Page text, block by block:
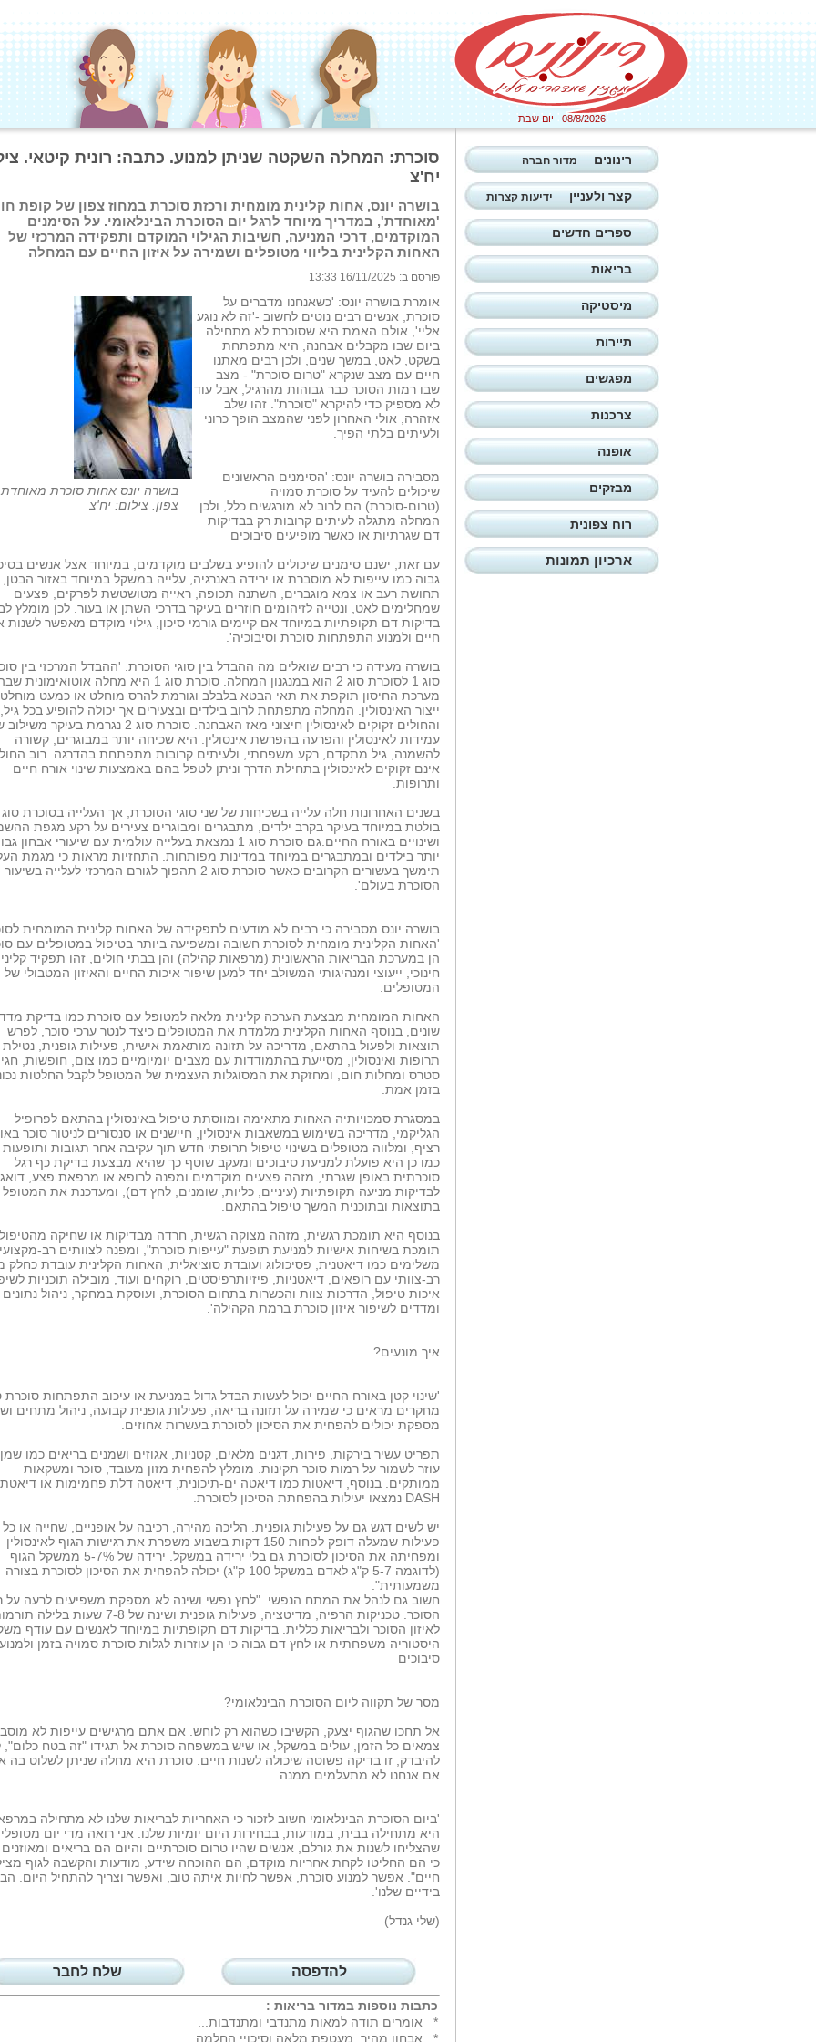
08/8/2026 יום שבת
סוכרת: המחלה השקטה שניתן למנוע. כתבה: רונית קיטאי.
יח'צ
בושרה יונס, אחות קלינית מומחית ורכזת סוכרת במחוז צפון של קופת
'מאוחדת', במדריך מיוחד לרגל יום הסוכרת הבינלאומי. על הסימנים
המוקדמים, דרכי המניעה, חשיבות הגילוי המוקדם ותפקידה המרכזי של
האחות הקלינית בליווי מטופלים ושמירה על איזון החיים עם המחלה
פורסם ב: 16/11/2025 13:33
בושרה יונס אחות סוכרת מאוחדת
צפון. צילום: יח'צ
אומרת בושרה יונס: 'כשאנחנו מדברים על
סוכרת, אנשים רבים נוטים לחשוב -'זה לא נוגע
אליי', אולם האמת היא שסוכרת לא מתחילה
ביום שבו מקבלים אבחנה, היא מתפתחת
בשקט, לאט, במשך שנים, ולכן רבים מאתנו
חיים עם מצב שנקרא "טרום סוכרת" - מצב
שבו רמות הסוכר כבר גבוהות מהרגיל, אבל עוד
לא מספיק כדי להיקרא "סוכרת". זהו שלב
אזהרה, אולי האחרון לפני שהמצב הופך כרוני
ולעיתים בלתי הפיך.
מסבירה בושרה יונס: 'הסימנים הראשונים
שיכולים להעיד על סוכרת סמויה
(טרום-סוכרת) הם לרוב לא מורגשים כלל, ולכן
המחלה מתגלה לעיתים קרובות רק בבדיקות
דם שגרתיות או כאשר מופיעים סיבוכים
עם זאת, ישנם סימנים שיכולים להופיע בשלבים מוקדמים, במיוחד אצל אנשים
גבוה כמו עייפות לא מוסברת או ירידה באנרגיה, עלייה במשקל במיוחד באזור הבטן,
תחושת רעב או צמא מוגברים, השתנה תכופה, ראייה מטושטשת לפרקים, פצעים
שמחלימים לאט, ונטייה לזיהומים חוזרים בעיקר בדרכי השתן או בעור. לכן מומלץ
בדיקות דם תקופתיות במיוחד אם קיימים גורמי סיכון, גילוי מוקדם מאפשר לשנות
חיים ולמנוע התפתחות סוכרת וסיבוכיה'.
בושרה מעידה כי רבים שואלים מה ההבדל בין סוגי הסוכרת. 'ההבדל המרכזי בין
סוג 1 לסוכרת סוג 2 הוא במנגנון המחלה. סוכרת סוג 1 היא מחלה אוטואימונית
מערכת החיסון תוקפת את תאי הבטא בלבלב וגורמת להרס מוחלט או כמעט
ייצור האינסולין. המחלה מתפתחת לרוב בילדים ובצעירים אך יכולה להופיע בכל גיל,
והחולים זקוקים לאינסולין חיצוני מאז האבחנה. סוכרת סוג 2 נגרמת בעיקר
עמידות לאינסולין והפרעה בהפרשת אינסולין. היא שכיחה יותר במבוגרים, קשורה
להשמנה, גיל מתקדם, רקע משפחתי, ולעיתים קרובות מתפתחת בהדרגה. רוב
אינם זקוקים לאינסולין בתחילת הדרך וניתן לטפל בהם באמצעות שינוי אורח חיים
ותרופות.
בולטת במיוחד בעיקר בקרב ילדים, מתבגרים ומבוגרים צעירים על רקע מגפת
ושינויים באורח החיים.גם סוכרת סוג 1 נמצאת בעלייה עולמית עם שיעורי אבחון
יותר בילדים ובמתבגרים במיוחד במדינות מפותחות. התחזיות מראות כי מגמת
תימשך בעשורים הקרובים כאשר סוכרת סוג 2 תהפוך לגורם המרכזי לעלייה בשיעור
הסוכרת בעולם'.
בושרה יונס מסבירה כי רבים לא מודעים לתפקידה של האחות קלינית המומחית
'האחות הקלינית מומחית לסוכרת חשובה ומשפיעה ביותר בטיפול במטופלים עם
הן במערכת הבריאות הראשונית (מרפאות קהילה) והן בבתי חולים, זהו תפקיד קליני,
חינוכי, ייעוצי ומנהיגותי המשולב יחד למען שיפור איכות החיים והאיזון המטבולי של
המטופלים.
האחות המומחית מבצעת הערכה קלינית מלאה למטופל עם סוכרת כמו בדיקת
שונים, בנוסף האחות הקלינית מלמדת את המטופלים כיצד לנטר ערכי סוכר, לפרש
תוצאות ולפעול בהתאם, מדריכה על תזונה מותאמת אישית, פעילות גופנית, נטילת
תרופות ואינסולין, מסייעת בהתמודדות עם מצבים יומיומיים כמו צום, חופשות,
סטרס ומחלות חום, ומחזקת את המסוגלות העצמית של המטופל לקבל החלטות
בזמן אמת.
במסגרת סמכויותיה האחות מתאימה ומווסתת טיפול באינסולין בהתאם לפרופיל
הגליקמי, מדריכה בשימוש במשאבות אינסולין, חיישנים או סנסורים לניטור סוכר
רציף, ומלווה מטופלים בשינוי טיפול תרופתי חדש תוך עקיבה אחר תגובות ותופעות
כמו כן היא פועלת למניעת סיבוכים ומעקב שוטף כך שהיא מבצעת בדיקת כף רגל
סוכרתית באופן שגרתי, מזהה פצעים מוקדמים ומפנה לרופא או מרפאת פצע,
לבדיקות מניעה תקופתיות (עיניים, כליות, שומנים, לחץ דם), ומעדכנת את המטופל
בתוצאות ובתוכנית המשך טיפול בהתאם.
בנוסף היא תומכת רגשית, מזהה מצוקה רגשית, חרדה מבדיקות או שחיקה מהטיפול,
תומכת בשיחות אישיות למניעת תופעת "עייפות סוכרת", ומפנה לצוותים רב-
משלימים כמו דיאטנית, פסיכולוג ועובדת סוציאלית, האחות הקלינית עובדת כחלק
רב-צוותי עם רופאים, דיאטניות, פיזיותרפיסטים, רוקחים ועוד, מובילה תוכניות
איכות טיפול, הדרכות צוות והכשרות בתחום הסוכרת, ועוסקת במחקר, ניהול נתונים
ומדדים לשיפור איזון סוכרת ברמת הקהילה'.
איך מונעים?
מחקרים מראים כי שמירה על תזונה בריאה, פעילות גופנית קבועה, ניהול מתחים
מספקת יכולים להפחית את הסיכון לסוכרת בעשרות אחוזים.
תפריט עשיר בירקות, פירות, דגנים מלאים, קטניות, אגוזים ושמנים בריאים כמו שמן
עוזר לשמור על רמות סוכר תקינות. מומלץ להפחית מזון מעובד, סוכר ומשקאות
ממותקים. בנוסף, דיאטות כמו דיאטה ים-תיכונית, דיאטה דלת פחמימות או דיאטת
DASH נמצאו יעילות בהפחתת הסיכון לסוכרת.
יש לשים דגש גם על פעילות גופנית. הליכה מהירה, רכיבה על אופניים, שחייה או כל
פעילות שמעלה דופק לפחות 150 דקות בשבוע משפרת את רגישות הגוף לאינסולין
ומפחיתה את הסיכון לסוכרת גם בלי ירידה במשקל. ירידה של 5-7% ממשקל הגוף
(לדוגמה 5-7 ק"ג לאדם במשקל 100 ק"ג) יכולה להפחית את הסיכון לסוכרת בצורה
משמעותית".
חשוב גם לנהל את המתח הנפשי. "לחץ נפשי ושינה לא מספקת משפיעים לרעה על
הסוכר. טכניקות הרפיה, מדיטציה, פעילות גופנית ושינה של 7-8 שעות בלילה
לאיזון הסוכר ולבריאות כללית. בדיקות דם תקופתיות במיוחד לאנשים עם עודף
היסטוריה משפחתית או לחץ דם גבוה כי הן עוזרות לגלות סוכרת סמויה בזמן ולמנוע
סיבוכים
מסר של תקווה ליום הסוכרת הבינלאומי?
אל תחכו שהגוף יצעק, הקשיבו כשהוא רק לוחש. אם אתם מרגישים עייפות לא
צמאים כל הזמן, עולים במשקל, או שיש במשפחה סוכרת אל תגידו "זה בטח כלום",
להיבדק, זו בדיקה פשוטה שיכולה לשנות חיים. סוכרת היא מחלה שניתן לשלוט בה
אם אנחנו לא מתעלמים ממנה.
'ביום הסוכרת הבינלאומי חשוב לזכור כי האחריות לבריאות שלנו לא מתחילה
היא מתחילה בבית, במודעות, בבחירות היום יומיות שלנו. אני רואה מדי יום
שהצליחו לשנות את גורלם, אנשים שהיו טרום סוכרתיים והיום הם בריאים
כי הם החליטו לקחת אחריות מוקדם, הם ההוכחה שידע, מודעות והקשבה לגוף
חיים". אפשר למנוע סוכרת, אפשר לחיות איתה טוב, ואפשר וצריך להתחיל היום.
בידיים שלנו'.
(שלי גנדל)
שלח לחבר להדפסה
כתבות נוספות במדור בריאות :
* אומרים תודה למאות מתנדבי ומתנדבות...
* אבחון מהיר, מעטפת מלאה וסיכויי החלמה...
רינונים מדור חברה
קצר ולעניין ידיעות קצרות
ספרים חדשים
בריאות
מיסטיקה
תיירות
מפגשים
צרכנות
אופנה
מבזקים
רוח צפונית
ארכיון תמונות